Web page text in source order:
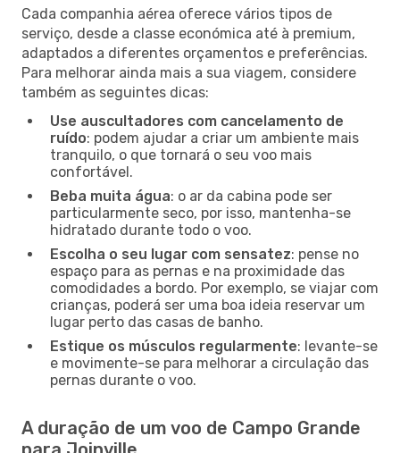
Cada companhia aérea oferece vários tipos de
serviço, desde a classe económica até à premium,
adaptados a diferentes orçamentos e preferências.
Para melhorar ainda mais a sua viagem, considere
também as seguintes dicas:
Use auscultadores com cancelamento de
ruído: podem ajudar a criar um ambiente mais
tranquilo, o que tornará o seu voo mais
confortável.
Beba muita água: o ar da cabina pode ser
particularmente seco, por isso, mantenha-se
hidratado durante todo o voo.
Escolha o seu lugar com sensatez: pense no
espaço para as pernas e na proximidade das
comodidades a bordo. Por exemplo, se viajar com
crianças, poderá ser uma boa ideia reservar um
lugar perto das casas de banho.
Estique os músculos regularmente: levante-se
e movimente-se para melhorar a circulação das
pernas durante o voo.
A duração de um voo de Campo Grande